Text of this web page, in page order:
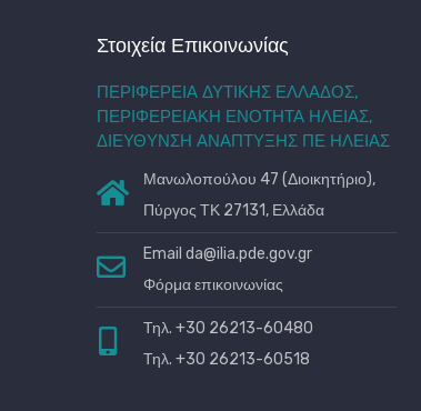
Στοιχεία Επικοινωνίας
ΠΕΡΙΦΕΡΕΙΑ ΔΥΤΙΚΗΣ ΕΛΛΑΔΟΣ,
ΠΕΡΙΦΕΡΕΙΑΚΗ ΕΝΟΤΗΤΑ ΗΛΕΙΑΣ,
ΔΙΕΥΘΥΝΣΗ ΑΝΑΠΤΥΞΗΣ ΠΕ ΗΛΕΙΑΣ
Μανωλοπούλου 47 (Διοικητήριο),
Πύργος ΤΚ 27131, Ελλάδα
Email da@ilia.pde.gov.gr
Φόρμα επικοινωνίας
Τηλ. +30 26213-60480
Τηλ. +30 26213-60518